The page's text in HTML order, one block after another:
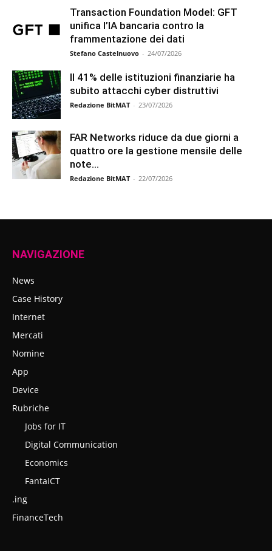
Transaction Foundation Model: GFT
unifica l’IA bancaria contro la
frammentazione dei dati
Stefano Castelnuovo - 24/07/2026
Il 41% delle istituzioni finanziarie ha
subito attacchi cyber distruttivi
Redazione BitMAT - 23/07/2026
FAR Networks riduce da due giorni a
quattro ore la gestione mensile delle
note...
Redazione BitMAT - 22/07/2026
NAVIGAZIONE
News
Case History
Internet
Mercati
Nomine
App
Device
Rubriche
Jobs for IT
Digital Communication
Economics
FantaICT
.ing
FinanceTech